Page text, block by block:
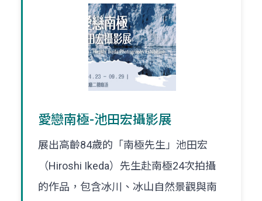
愛戀南極-池田宏攝影展
展出高齡84歲的「南極先生」池田宏
（Hiroshi Ikeda）先生赴南極24次拍攝
的作品，包含冰川、冰山自然景觀與南